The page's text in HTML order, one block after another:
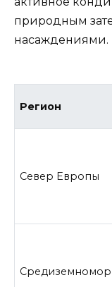
природным
насаждениями.
Регион
Север Европы